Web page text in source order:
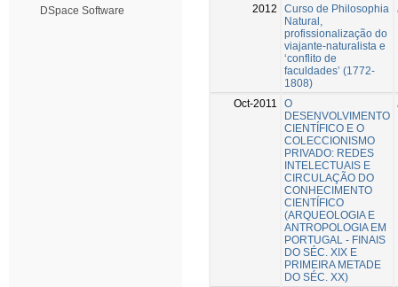
DSpace Software
2012
Curso de Philosophia
Natural,
profissionalização do
viajante-naturalista e
‘conflito de
faculdades’ (1772-
1808)
Oct-2011
O
DESENVOLVIMENTO
CIENTÍFICO E O
COLECCIONISMO
PRIVADO: REDES
INTELECTUAIS E
CIRCULAÇÃO DO
CONHECIMENTO
CIENTÍFICO
(ARQUEOLOGIA E
ANTROPOLOGIA EM
PORTUGAL - FINAIS
DO SÉC. XIX E
PRIMEIRA METADE
DO SÉC. XX)